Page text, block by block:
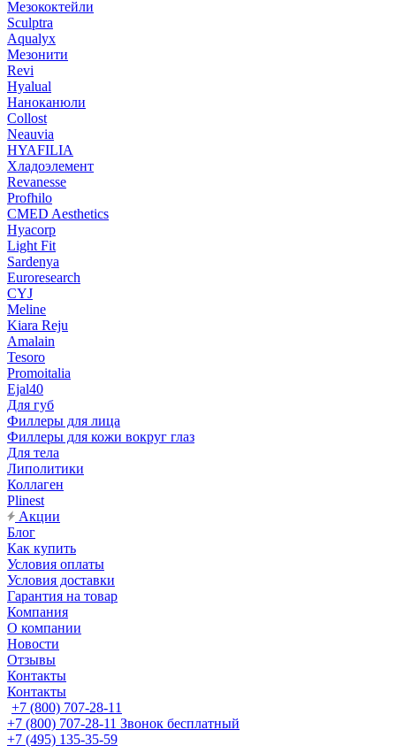
Мезококтейли
Sculptra
Aqualyx
Мезонити
Revi
Hyalual
Наноканюли
Collost
Neauvia
HYAFILIA
Хладоэлемент
Revanesse
Profhilo
CMED Aesthetics
Hyacorp
Light Fit
Sardenya
Euroresearch
CYJ
Meline
Kiara Reju
Amalain
Tesoro
Promoitalia
Ejal40
Для губ
Филлеры для лица
Филлеры для кожи вокруг глаз
Для тела
Липолитики
Коллаген
Plinest
Акции
Блог
Как купить
Условия оплаты
Условия доставки
Гарантия на товар
Компания
О компании
Новости
Отзывы
Контакты
Контакты
+7 (800) 707-28-11
+7 (800) 707-28-11 Звонок бесплатный
+7 (495) 135-35-59